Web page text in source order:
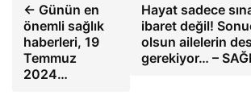
← Günün en
önemli sağlık
haberleri, 19
Temmuz
2024…
Hayat sadece
ibaret değil!
olsun ailelerin
gerekiyor… –